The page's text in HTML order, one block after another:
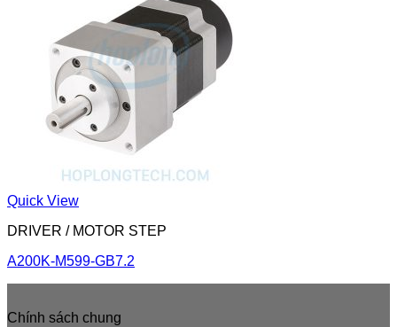
Quick View
DRIVER / MOTOR STEP
A200K-M599-GB7.2
Chính sách chung